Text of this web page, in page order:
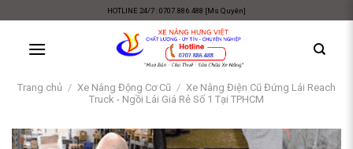
content
HOTLINE 24/7 : 0707.886.488 [Ms Quyên]
Trang chủ / Xe Nâng Động Cơ Cũ / Xe Nâng Điện Cũ Đứng Lái Reach
Truck - Ngồi Lái Giá Rẻ Số 1 Tại TPHCM